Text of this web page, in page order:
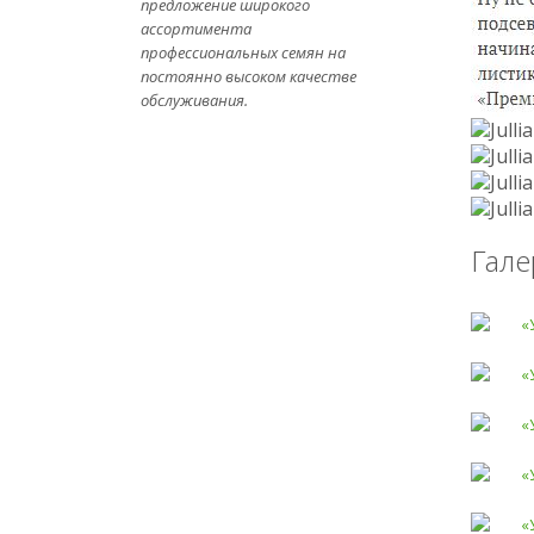
предложение широкого
ассортимента
профессиональных семян на
постоянно высоком качестве
обслуживания.